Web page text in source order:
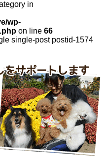
in
wp-
on line 66
single-post postid-1574